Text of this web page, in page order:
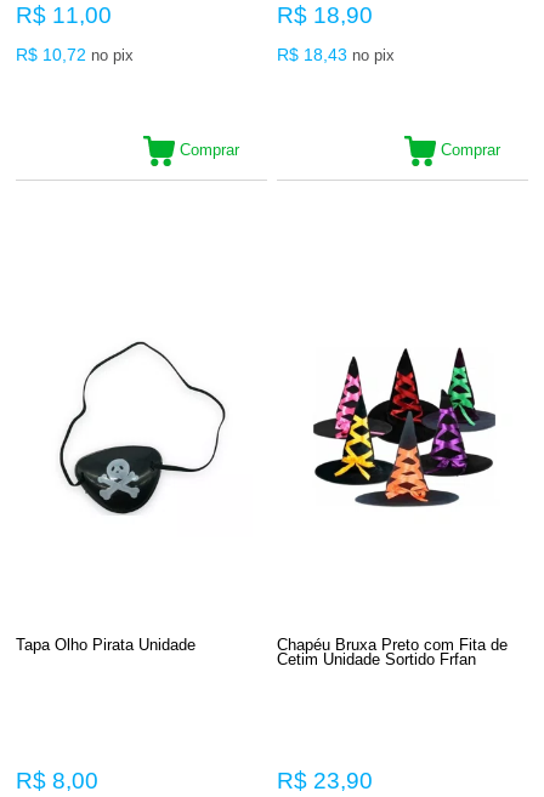
R$ 11,00
R$ 10,72 no pix
Comprar
R$ 18,90
R$ 18,43 no pix
Comprar
Tapa Olho Pirata Unidade
R$ 8,00
Chapéu Bruxa Preto com Fita de
Cetim Unidade Sortido Frfan
R$ 23,90